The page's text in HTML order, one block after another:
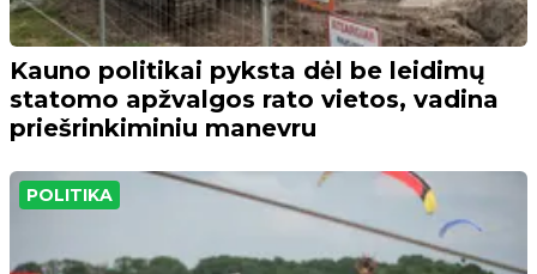
Kauno politikai pyksta dėl be leidimų
statomo apžvalgos rato vietos, vadina
priešrinkiminiu manevru
POLITIKA